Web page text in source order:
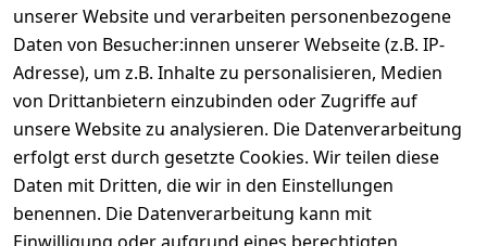
unserer Website und verarbeiten personenbezogene
Daten von Besucher:innen unserer Webseite (z.B. IP-
Adresse), um z.B. Inhalte zu personalisieren, Medien
von Drittanbietern einzubinden oder Zugriffe auf
unsere Website zu analysieren. Die Datenverarbeitung
erfolgt erst durch gesetzte Cookies. Wir teilen diese
Daten mit Dritten, die wir in den Einstellungen
benennen. Die Datenverarbeitung kann mit
m
e
i
s